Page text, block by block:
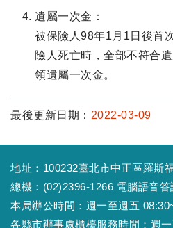
遺屬一次金：
被保險人98年1月1日後首
險人死亡時，全部不符合
領遺屬一次金。
最後更新日期： 2022-03-09
地址：100232臺北市中正區羅斯
總機：(02)2396-1266 電腦語音
本局辦公時間：週一至週五
各縣市辦事處櫃檯服務時間：週